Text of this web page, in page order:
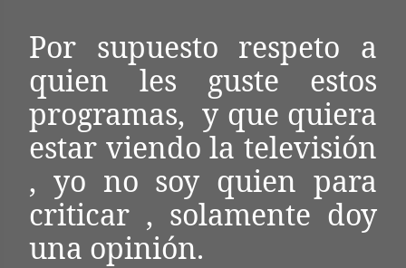
Por supuesto respeto a
quien les guste estos
programas, y que quiera
estar viendo la televisión
, yo no soy quien para
criticar , solamente doy
una opinión.